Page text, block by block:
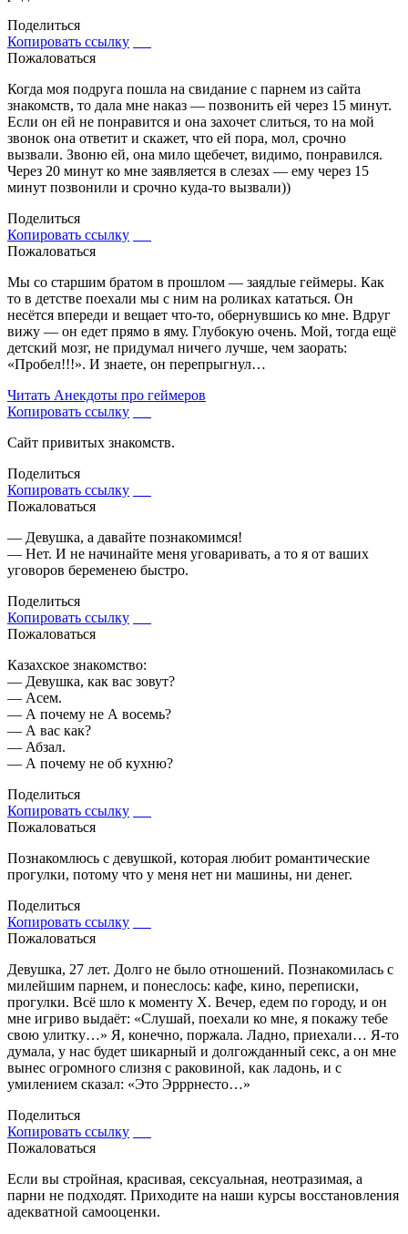
Поделиться
Копировать ссылку
Пожаловаться
Когда моя подруга пошла на свидание с парнем из сайта
знакомств, то дала мне наказ — позвонить ей через 15 минут.
Если он ей не понравится и она захочет слиться, то на мой
звонок она ответит и скажет, что ей пора, мол, срочно
вызвали. Звоню ей, она мило щебечет, видимо, понравился.
Через 20 минут ко мне заявляется в слезах — ему через 15
минут позвонили и срочно куда-то вызвали))
Поделиться
Копировать ссылку
Пожаловаться
Мы со старшим братом в прошлом — заядлые геймеры. Как
то в детстве поехали мы с ним на роликах кататься. Он
несётся впереди и вещает что-то, обернувшись ко мне. Вдруг
вижу — он едет прямо в яму. Глубокую очень. Мой, тогда ещё
детский мозг, не придумал ничего лучше, чем заорать:
«Пробел!!!». И знаете, он перепрыгнул…
Читать Анекдоты про геймеров
Копировать ссылку
Сайт привитых знакомств.
Поделиться
Копировать ссылку
Пожаловаться
— Девушка, а давайте познакомимся!
— Нет. И не начинайте меня уговаривать, а то я от ваших
уговоров беременею быстро.
Поделиться
Копировать ссылку
Пожаловаться
Казахское знакомство:
— Девушка, как вас зовут?
— Асем.
— А почему не А восемь?
— А вас как?
— Абзал.
— А почему не об кухню?
Поделиться
Копировать ссылку
Пожаловаться
Познакомлюсь с девушкой, которая любит романтические
прогулки, потому что у меня нет ни машины, ни денег.
Поделиться
Копировать ссылку
Пожаловаться
Девушка, 27 лет. Долго не было отношений. Познакомилась с
милейшим парнем, и понеслось: кафе, кино, переписки,
прогулки. Всё шло к моменту Х. Вечер, едем по городу, и он
мне игриво выдаёт: «Слушай, поехали ко мне, я покажу тебе
свою улитку…» Я, конечно, поржала. Ладно, приехали… Я-то
думала, у нас будет шикарный и долгожданный секс, а он мне
вынес огромного слизня с раковиной, как ладонь, и с
умилением сказал: «Это Эрррнесто…»
Поделиться
Копировать ссылку
Пожаловаться
Если вы стройная, красивая, сексуальная, неотразимая, а
парни не подходят. Приходите на наши курсы восстановления
адекватной самооценки.